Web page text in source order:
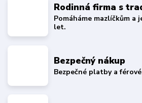
Rodinná firma s
Pomáháme mazlíčkům a
let.
Bezpečný nákup
Bezpečné platby a